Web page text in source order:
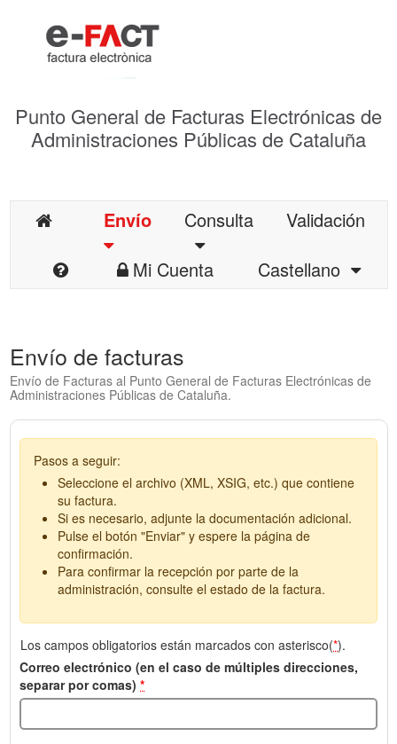
Punto General de Facturas Electrónicas de
Administraciones Públicas de Cataluña
Envío Consulta
Validación
Mi Cuenta
Castellano
Envío de facturas
Envío de Facturas al Punto General de Facturas Electrónicas de
Administraciones Públicas de Cataluña.
Pasos a seguir:
Seleccione el archivo (XML, XSIG, etc.) que contiene
su factura.
Si es necesario, adjunte la documentación adicional.
Pulse el botón "Enviar" y espere la página de
confirmación.
Para confirmar la recepción por parte de la
administración, consulte el estado de la factura.
Los campos obligatorios están marcados con asterisco(*).
Correo electrónico (en el caso de múltiples direcciones,
separar por comas) *